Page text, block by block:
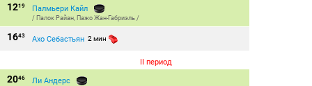
1219 Палмьери Кайл
/ Палок Райан, Пажо Жан-Габриэль /
1643 Ахо Себастьян 2 мин
II период
2046 Ли Андерс